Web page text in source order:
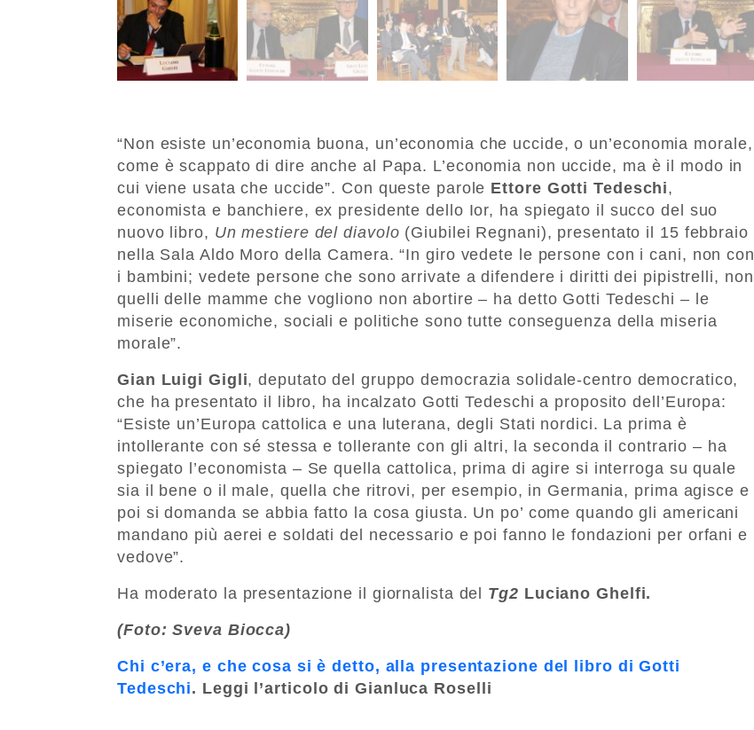
“Non esiste un’economia buona, un’economia che uccide, o un’economia morale,
come è scappato di dire anche al Papa. L’economia non uccide, ma è il modo in
cui viene usata che uccide”. Con queste parole Ettore Gotti Tedeschi,
economista e banchiere, ex presidente dello Ior, ha spiegato il succo del suo
nuovo libro, Un mestiere del diavolo (Giubilei Regnani), presentato il 15 febbraio
nella Sala Aldo Moro della Camera. “In giro vedete le persone con i cani, non con
i bambini; vedete persone che sono arrivate a difendere i diritti dei pipistrelli, non
quelli delle mamme che vogliono non abortire – ha detto Gotti Tedeschi – le
miserie economiche, sociali e politiche sono tutte conseguenza della miseria
morale”.
Gian Luigi Gigli, deputato del gruppo democrazia solidale-centro democratico,
che ha presentato il libro, ha incalzato Gotti Tedeschi a proposito dell’Europa:
“Esiste un’Europa cattolica e una luterana, degli Stati nordici. La prima è
intollerante con sé stessa e tollerante con gli altri, la seconda il contrario – ha
spiegato l’economista – Se quella cattolica, prima di agire si interroga su quale
sia il bene o il male, quella che ritrovi, per esempio, in Germania, prima agisce e
poi si domanda se abbia fatto la cosa giusta. Un po’ come quando gli americani
mandano più aerei e soldati del necessario e poi fanno le fondazioni per orfani e
vedove”.
Ha moderato la presentazione il giornalista del Tg2 Luciano Ghelfi.
(Foto: Sveva Biocca)
Chi c’era, e che cosa si è detto, alla presentazione del libro di Gotti
Tedeschi. Leggi l’articolo di Gianluca Roselli